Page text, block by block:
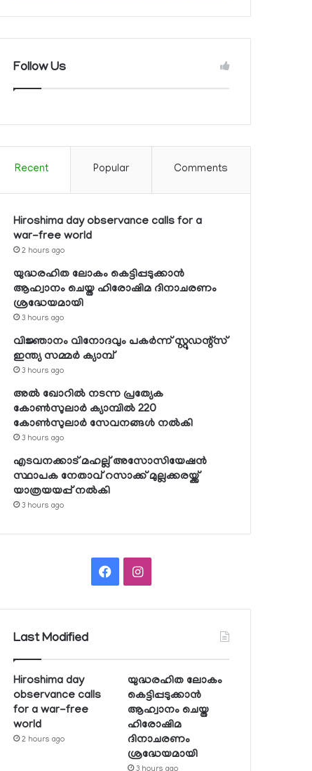
Follow Us
Recent Popular Comments
Hiroshima day observance calls for a
war-free world
2 hours ago
യുദ്ധരഹിത ലോകം കെട്ടിപ്പടുക്കാന്‍
ആഹ്വാനം ചെയ്ത ഹിരോഷിമ ദിനാചരണം
ശ്രദ്ധേയമായി
3 hours ago
വിജ്ഞാനം വിനോദവും പകര്‍ന്ന് സ്റ്റുഡന്റ്‌സ്
ഇന്ത്യ സമ്മര്‍ ക്യാമ്പ്
3 hours ago
അല്‍ ഖോറില്‍ നടന്ന പ്രത്യേക
കോണ്‍സുലാര്‍ ക്യാമ്പില്‍ 220
കോണ്‍സുലാര്‍ സേവനങ്ങള്‍ നല്‍കി
3 hours ago
എടവനക്കാട് മഹല്ല് അസോസിയേഷന്‍
സ്ഥാപക നേതാവ് റസാക്ക് മുല്ലക്കരയ്ക്ക്
യാത്രയയപ്പ് നല്‍കി
3 hours ago
FacebookInstagram
Last Modified
Hiroshima day
observance calls
for a war-free
world
2 hours ago
യുദ്ധരഹിത ലോകം
കെട്ടിപ്പടുക്കാന്‍
ആഹ്വാനം ചെയ്ത
ഹിരോഷിമ
ദിനാചരണം
ശ്രദ്ധേയമായി